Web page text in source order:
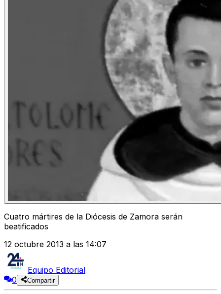
Cuatro mártires de la Diócesis de Zamora serán
beatificados
12 octubre 2013 a las 14:07
Equipo Editorial
0
Compartir